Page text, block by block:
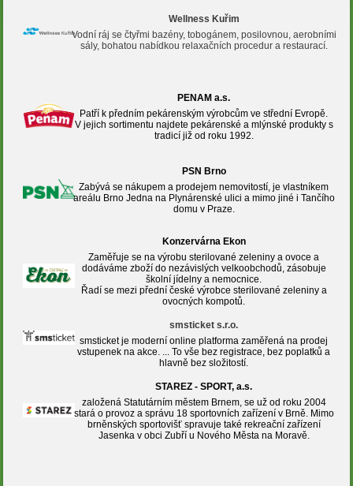
Wellness Kuřim
Vodní ráj se čtyřmi bazény, tobogánem, posilovnou, aerobními
sály, bohatou nabídkou relaxačních procedur a restaurací.
PENAM a.s.
Patří k předním pekárenským výrobcům ve střední Evropě.
V jejich sortimentu najdete pekárenské a mlýnské produkty s
tradicí již od roku 1992.
PSN Brno
Zabývá se nákupem a prodejem nemovitostí, je vlastníkem
areálu Brno Jedna na Plynárenské ulici a mimo jiné i Tančího
domu v Praze.
Konzervárna Ekon
Zaměřuje se na výrobu sterilované zeleniny a ovoce a
dodáváme zboží do nezávislých velkoobchodů, zásobuje
školní jídelny a nemocnice.
Řadí se mezi přední české výrobce sterilované zeleniny a
ovocných kompotů.
smsticket s.r.o.
smsticket je moderní online platforma zaměřená na prodej
vstupenek na akce. ... To vše bez registrace, bez poplatků a
hlavně bez složitostí.
STAREZ - SPORT, a.s.
založená Statutárním městem Brnem, se už od roku 2004
stará o provoz a správu 18 sportovních zařízení v Brně. Mimo
brněnských sportovišť spravuje také rekreační zařízení
Jasenka v obci Zubří u Nového Města na Moravě.